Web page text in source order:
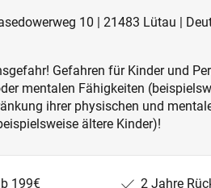
10 | 21483 Lütau |
Gefahren für Kinder und
mentalen Fähigkeiten
ihrer physischen und
ältere Kinder)!
199€ 2 Jahre